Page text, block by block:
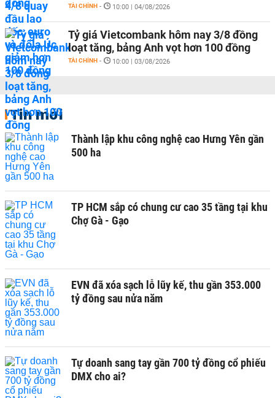
TÀI CHÍNH - 10:00 | 04/08/2026
Tỷ giá Vietcombank hôm nay 3/8 đồng
loạt tăng, bảng Anh vọt hơn 100 đồng
TÀI CHÍNH - 10:00 | 03/08/2026
Tin mới
Thành lập khu công nghệ cao Hưng Yên gần
500 ha
TP HCM sắp có chung cư cao 35 tầng tại khu
Chợ Gà - Gạo
EVN đã xóa sạch lỗ lũy kế, thu gần 353.000
tỷ đồng sau nửa năm
Tự doanh sang tay gần 700 tỷ đồng cổ phiếu
DMX cho ai?